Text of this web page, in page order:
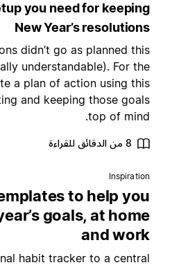
setup you need for
New Year’s
didn’t go as planned
(totally understandable). For
a plan of action using
and keeping those
top of
8 من الدقائق للقراءة
templates to help
year’s goals, at
and
habit tracker to a